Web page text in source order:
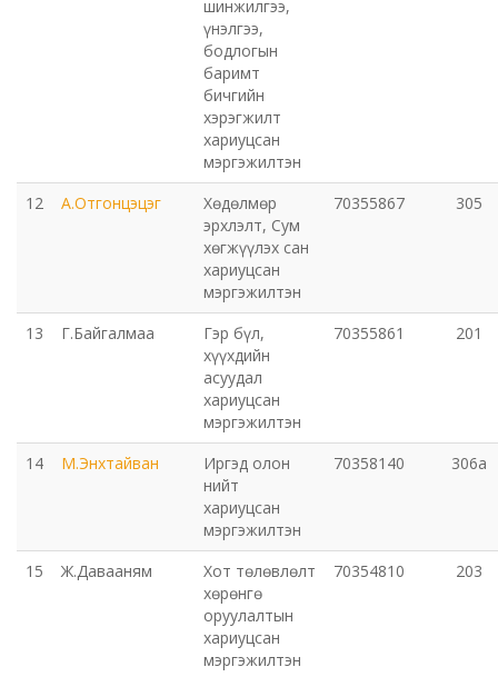
Орхон аймаг дахь Захиргааны хэргийн анхан
Орхон аймаг дахь Сум дундын эрүүгийн хэргийн
Хүүхэд залуучуудын театр
Цэцэрлэгжүүлэлт ногоон байгууламжийн газар
Эрдэнэтийн ДЦС ТӨХК
Сум дундын ойн анги
Музей
Нийтлэг үйлчилгээний алба
Хот байгуулалт, барилга захиалагчийн алба утүг
Сэлэнгэ голын сав газрын захиргаа
Орхон аймаг дахь Эрүүл мэндийн даатгалын хэлтэс
шинжилгээ,
үнэлгээ,
бодлогын
баримт
бичгийн
хэрэгжилт
хариуцсан
мэргэжилтэн
12
А.Отгонцэцэг
Хөдөлмөр
эрхлэлт, Сум
хөгжүүлэх сан
хариуцсан
мэргэжилтэн
70355867 305
13 Г.Байгалмаа
Гэр бүл,
хүүхдийн
асуудал
хариуцсан
мэргэжилтэн
70355861 201
14 М.Энхтайван
Иргэд олон
нийт
хариуцсан
мэргэжилтэн
70358140 306а
15 Ж.Давааням
Хот төлөвлөлт
хөрөнгө
оруулалтын
хариуцсан
мэргэжилтэн
70354810 203